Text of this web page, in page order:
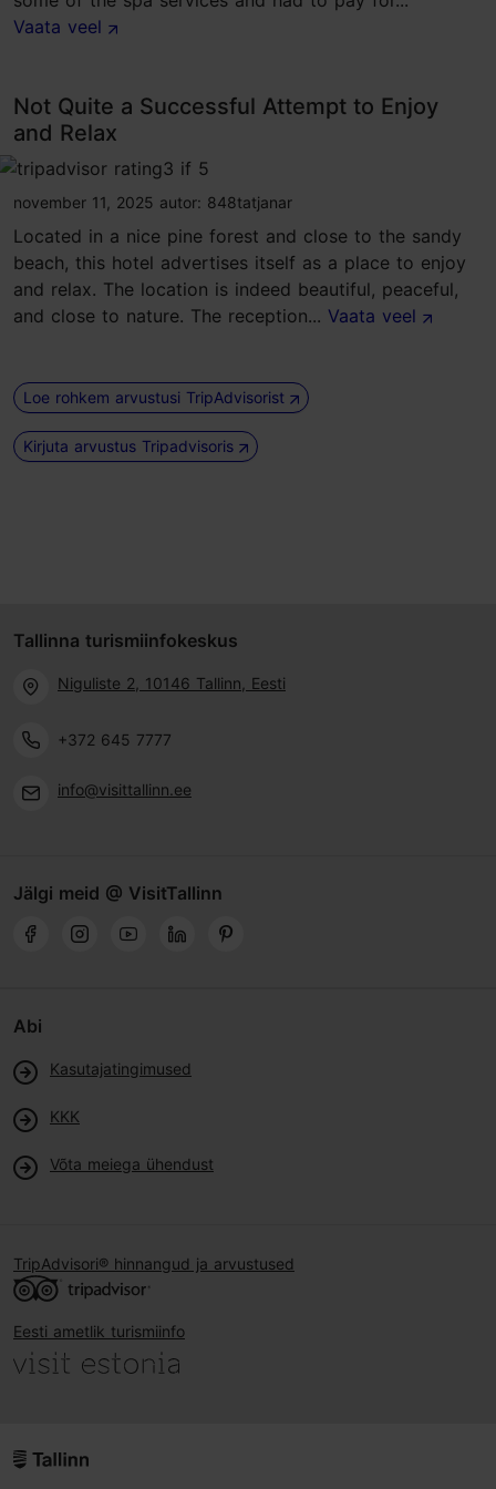
Vaata veel
Not Quite a Successful Attempt to Enjoy
and Relax
tripadvisor rating 3 of 5
november 11, 2025 autor: 848tatjanar
Located in a nice pine forest and close to the sandy
beach, this hotel advertises itself as a place to enjoy
and relax. The location is indeed beautiful, peaceful,
and close to nature. The reception... Vaata veel
Loe rohkem arvustusi TripAdvisorist
Kirjuta arvustus Tripadvisoris
Tallinna turismiinfokeskus
Niguliste 2, 10146 Tallinn, Eesti
+372 645 7777
info@visittallinn.ee
Jälgi meid @ VisitTallinn
Abi
Kasutajatingimused
KKK
Võta meiega ühendust
TripAdvisori® hinnangud ja arvustused
Eesti ametlik turismiinfo